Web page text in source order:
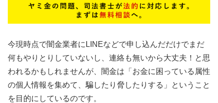
今現時点で闇金業者にLINEなどで申し込んだだけでまだ
何もやりとりしていないし、連絡も無いから大丈夫！と思
われるかもしれませんが、闇金は「お金に困っている属性
の個人情報を集めて、騙したり脅したりする」ということ
を目的にしているのです。